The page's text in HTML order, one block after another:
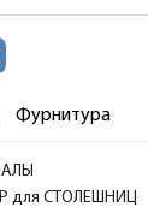
Фурнитура
для СТОЛЕШНИЦ